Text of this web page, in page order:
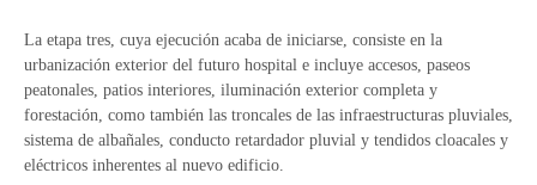
La etapa tres, cuya ejecución acaba de iniciarse, consiste en la
urbanización exterior del futuro hospital e incluye accesos, paseos
peatonales, patios interiores, iluminación exterior completa y
forestación, como también las troncales de las infraestructuras pluviales,
sistema de albañales, conducto retardador pluvial y tendidos cloacales y
eléctricos inherentes al nuevo edificio.